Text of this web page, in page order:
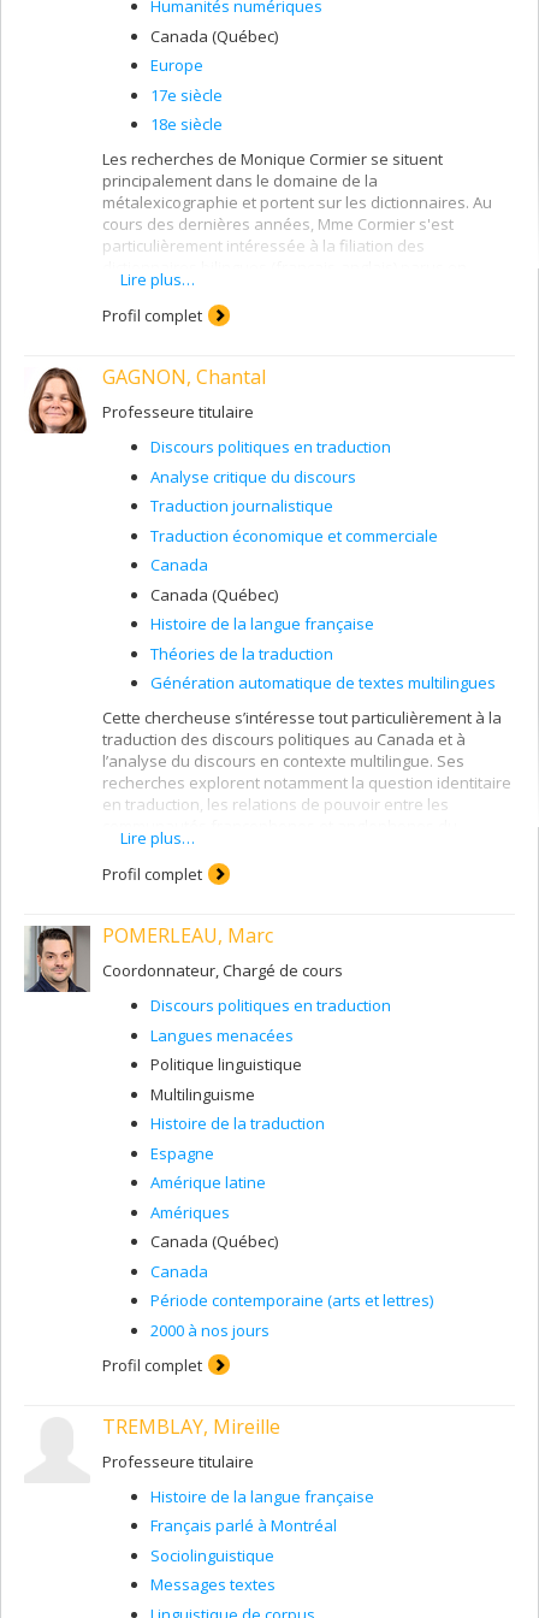
Humanités numériques
Canada (Québec)
Europe
17e siècle
18e siècle
Les recherches de Monique Cormier se situent
principalement dans le domaine de la
métalexicographie et portent sur les dictionnaires. Au
cours des dernières années, Mme Cormier s'est
particulièrement intéressée à la filiation des
Europe aux 17e et 18e siècles tout en étant attentive à
l'évolution actuelle des dictionnaires dans le contexte
numérique.
Par ailleurs, elle s'intéresse aux questions
d'aménagement linguistique et de concurrence des
langues tout en suivant de près l'évolution du français
Lire plus…
Profil complet
GAGNON, Chantal
Professeure titulaire
Discours politiques en traduction
Analyse critique du discours
Traduction journalistique
Traduction économique et commerciale
Canada
Canada (Québec)
Histoire de la langue française
Théories de la traduction
Génération automatique de textes multilingues
Cette chercheuse s’intéresse tout particulièrement à la
traduction des discours politiques au Canada et à
l’analyse du discours en contexte multilingue. Ses
recherches explorent notamment la question identitaire
en traduction, les relations de pouvoir entre les
Canada et la problématique de la traduction politique
dans les médias. Par exemple, elle a démontré que
dans certains contextes, la traduction du mot « Canada »
que la traduction véhicule des valeurs différentes d’une
professeure utilise l’analyse critique du discours, une
approche multidisciplinaire qui étudie les liens entre la
langue et le pouvoir. Elle se spécialise également dans
l’étude des écarts de traduction (de nature syntaxique,
sémantique et pragmatique). Pour analyser ses corpus,
elle effectue une analyse semi-automatisée des
données textuelles à l’aide d’un concordancier bilingue
ou unilingue.
Du point de vue de l'enseignement, la professeure a
mis au point un site de type wiki sur la traduction
économique et commerciale, intitulé
d’un outil pédagogique qui renferme une foule de
ressources, notamment sur la terminologie spécialisée,
sur la pratique professionnelle et sur la recherche en
traduction économique ou commerciale.
Lire plus…
Profil complet
POMERLEAU, Marc
Coordonnateur, Chargé de cours
Discours politiques en traduction
Langues menacées
Politique linguistique
Multilinguisme
Histoire de la traduction
Espagne
Amérique latine
Amériques
Canada (Québec)
Canada
Période contemporaine (arts et lettres)
2000 à nos jours
Profil complet
TREMBLAY, Mireille
Professeure titulaire
Histoire de la langue française
Français parlé à Montréal
Sociolinguistique
Messages textes